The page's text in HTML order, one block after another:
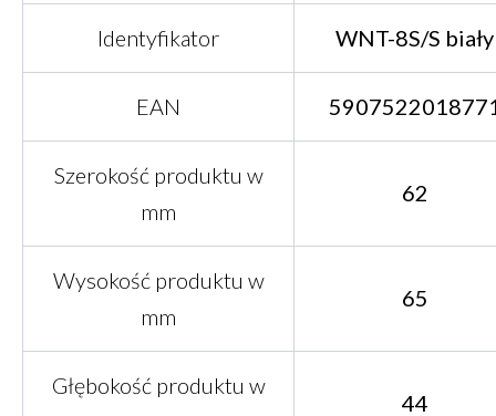
Identyfikator WNT-8S/S biały
EAN
Szerokość produktu w
mm
62
Wysokość produktu w
mm
65
Głębokość produktu w
44